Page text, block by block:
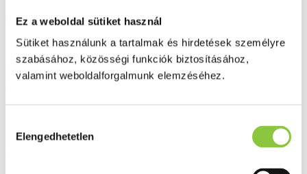
Ez a weboldal sütiket használ
Sütiket használunk a tartalmak és hirdetések személyre
szabásához, közösségi funkciók biztosításához,
valamint weboldalforgalmunk elemzéséhez.
kiválasztása
Elengedhetetlen
szirup felnőtteknek és milyen betegségek esetén alkalmazható?
A Rhinathiol köptető 50 mg/ml szirup felnőtteknek készítmény a
légutakban felhalmozódott kóros nyák sűrűségét csökkenti, ezáltal
megbetegedéseinek (pl. heveny, félheveny, idült hörghurut,